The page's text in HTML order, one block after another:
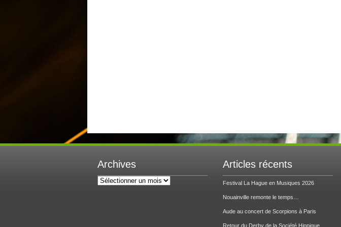
Archives
Archives
Articles récents
Festival La Hague en Musiques 2026
Nouainville remonte le temps…
Aude au concert de Scorpions à Paris
Retour du Derby de la Société Hippique